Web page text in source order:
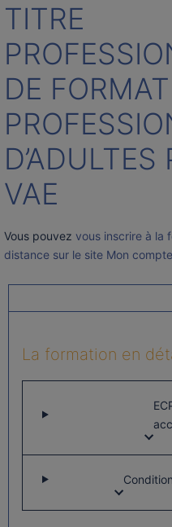
TITRE
DE
D’ADULTES
VAE
Vous pouvez vous inscrire à la
distance sur le site Mon
La formation en